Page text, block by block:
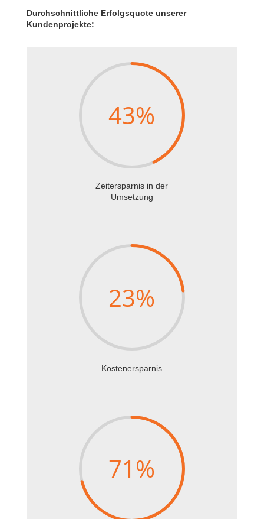
Durchschnittliche Erfolgsquote unserer
Kundenprojekte:
43%
Zeitersparnis in der
Umsetzung
23%
Kostenersparnis
71 %